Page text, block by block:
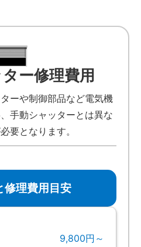
ー修理費用
ーや制御部品など電気機
手動シャッターとは異な
要となります。
修理費用目安
9,800円～